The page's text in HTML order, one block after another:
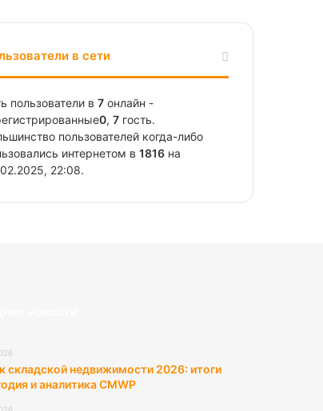
в сети
пользователи в7 онлайн -
0,7 гость.
пользователей когда-либо
интернетом в1816 на
22:08.
складской недвижимости 2026: итоги
и аналитика CMWP